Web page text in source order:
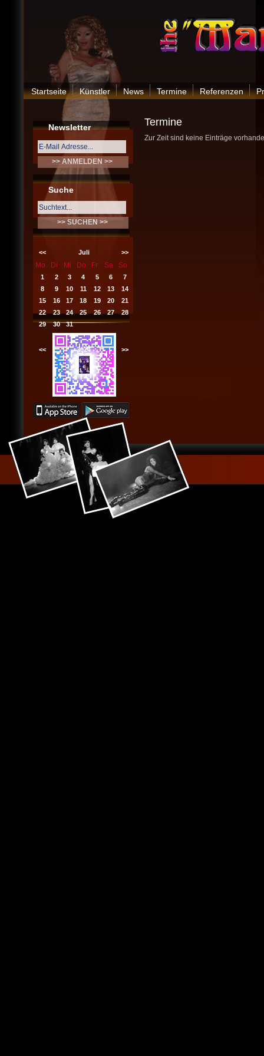
Startseite Künstler News Termine Referenzen
Newsletter
Suche
<< Juli >>
Mo Di Mi Do Fr Sa So
1 2 3 4 5 6
7
8
9 10 11 12 13
14
15
16 17 18 19 20
21
22
23 24 25 26 27
28
29
30 31
<< 2024 >>
Termine
Zur Zeit sind keine Einträge